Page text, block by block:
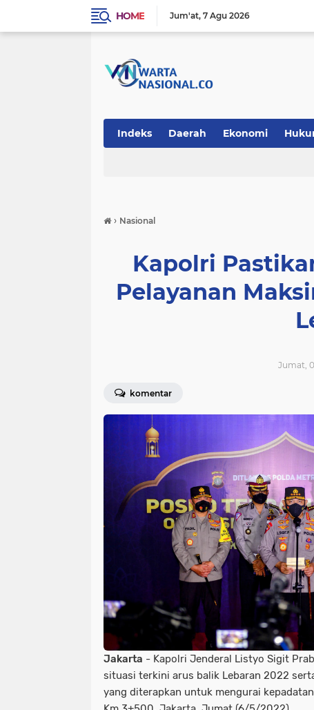
HOME Jum'at 7 Agu 2026
Indeks Daerah Ekonomi
› Nasional
Kapolri
Pelayanan
Jumat,
komentar
Jakarta - Kapolri Jenderal Listyo Sigit
situasi terkini arus balik Lebaran 2022
yang diterapkan untuk mengurai